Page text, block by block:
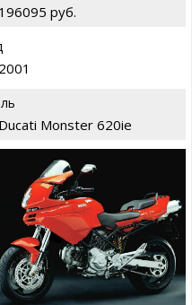
196095 руб.
2001
Ducati Monster 620ie